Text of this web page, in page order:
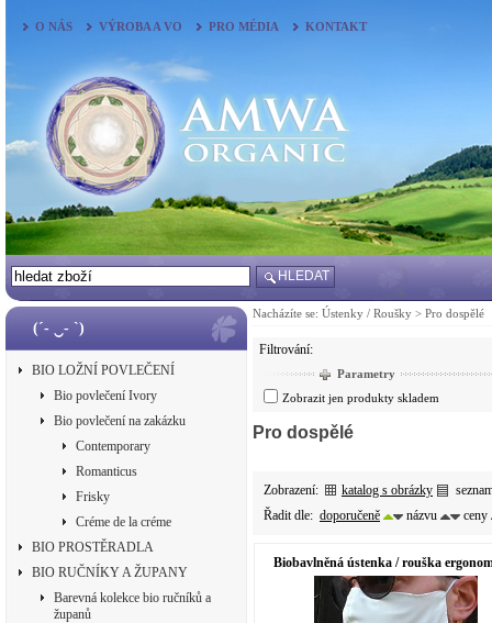
O NÁS VÝROBA A VO PRO MÉDIA KONTAKT
HLEDAT
(´- ‿- `)
BIO LOŽNÍ POVLEČENÍ
Bio povlečení Ivory
Bio povlečení na zakázku
Contemporary
Romanticus
Frisky
Créme de la créme
BIO PROSTĚRADLA
BIO RUČNÍKY A ŽUPANY
Barevná kolekce bio ručníků a
županů
Nacházíte se: Ústenky / Roušky > Pro dospělé
Filtrování:
Parametry
Zobrazit jen produkty skladem
Pro dospělé
Zobrazení: katalog s obrázky
Řadit dle: doporučeně názvu ceny
Biobavlněná ústenka / rouška
Natural